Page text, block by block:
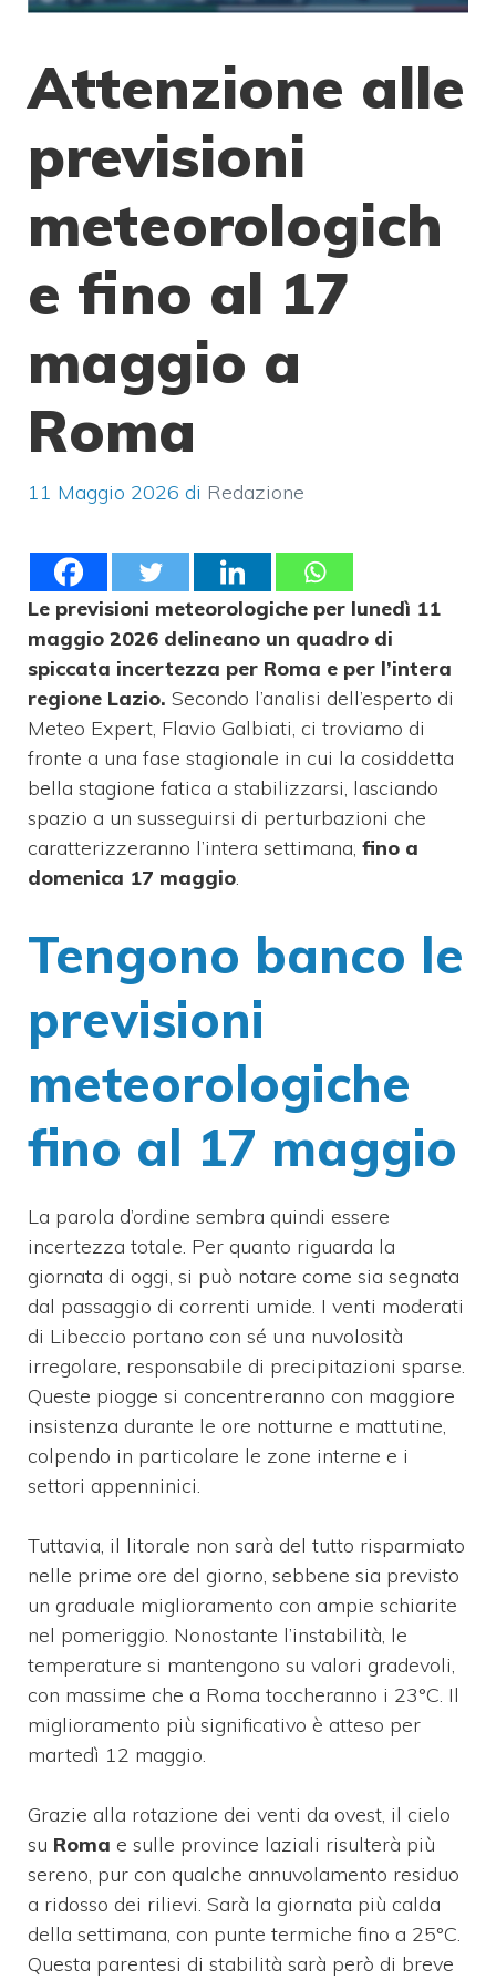
Attenzione alle
previsioni
meteorologich
e fino al 17
maggio a
Roma
11 Maggio 2026 di Redazione
Le previsioni meteorologiche per lunedì 11
maggio 2026 delineano un quadro di
spiccata incertezza per Roma e per l’intera
regione Lazio. Secondo l’analisi dell’esperto di
Meteo Expert, Flavio Galbiati, ci troviamo di
fronte a una fase stagionale in cui la cosiddetta
bella stagione fatica a stabilizzarsi, lasciando
spazio a un susseguirsi di perturbazioni che
caratterizzeranno l’intera settimana, fino a
domenica 17 maggio.
Tengono banco le
previsioni
meteorologiche
fino al 17 maggio
La parola d’ordine sembra quindi essere
incertezza totale. Per quanto riguarda la
giornata di oggi, si può notare come sia segnata
dal passaggio di correnti umide. I venti moderati
di Libeccio portano con sé una nuvolosità
irregolare, responsabile di precipitazioni sparse.
Queste piogge si concentreranno con maggiore
insistenza durante le ore notturne e mattutine,
colpendo in particolare le zone interne e i
settori appenninici.
Tuttavia, il litorale non sarà del tutto risparmiato
nelle prime ore del giorno, sebbene sia previsto
un graduale miglioramento con ampie schiarite
nel pomeriggio. Nonostante l’instabilità, le
temperature si mantengono su valori gradevoli,
con massime che a Roma toccheranno i 23°C. Il
miglioramento più significativo è atteso per
martedì 12 maggio.
Grazie alla rotazione dei venti da ovest, il cielo
su Roma e sulle province laziali risulterà più
sereno, pur con qualche annuvolamento residuo
a ridosso dei rilievi. Sarà la giornata più calda
della settimana, con punte termiche fino a 25°C.
Questa parentesi di stabilità sarà però di breve